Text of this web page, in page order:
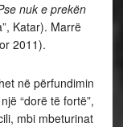
nuk e prekën
Katar). Marrë
2011).
në përfundimin
“dorë të fortë”,
mbi mbeturinat